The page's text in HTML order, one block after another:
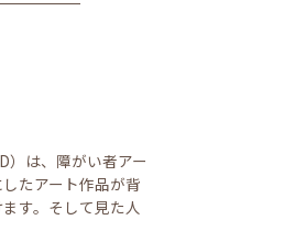
）は、障がい者アー
たアート作品が背
す。そして見た人